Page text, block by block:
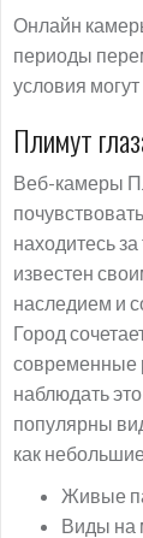
Онлайн
периоды
условия
Плимут
Веб-камеры
находитесь
известен
наследием и
Город
современные
наблюдать
популярны
как
Живые
Виды на